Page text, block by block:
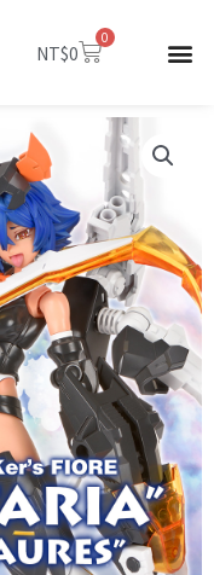
NT$0
0
購